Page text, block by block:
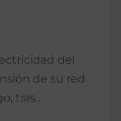
del
de su red
tras…